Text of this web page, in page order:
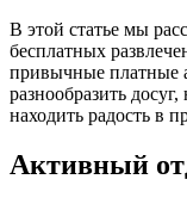
В этой статье мы
бесплатных
привычные платные
разнообразить
находить радость в
Активный